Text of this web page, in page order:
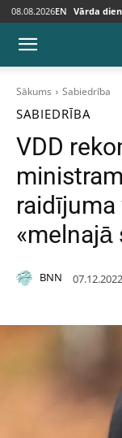
08.08.2026EN Vārda
Sākums Sabiedrība
SABIEDRĪBA
VDD
«melnajā
BNN